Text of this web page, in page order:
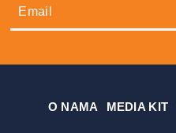
О NAMA MEDIA KIT